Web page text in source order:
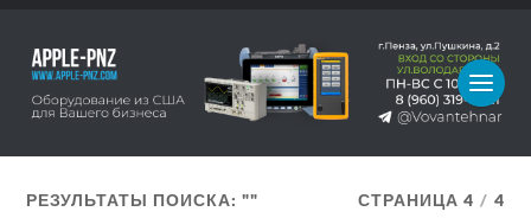
РЕЗУЛЬТАТЫ ПОИСКА: "" СТРАНИЦА 4 / 4